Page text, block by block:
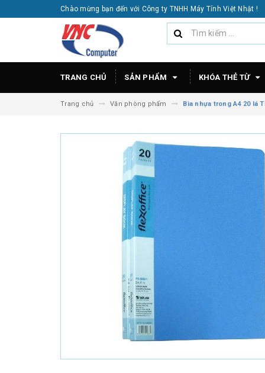
Chào mừng bạn đến với Công ty TNHH Máy Tính Việt Nhật !
TRANG CHỦ SẢN PHẨM KHÓA THẺ TỪ
Trang chủ Văn phòng phẩm Bìa nhựa trong A4 20 lá